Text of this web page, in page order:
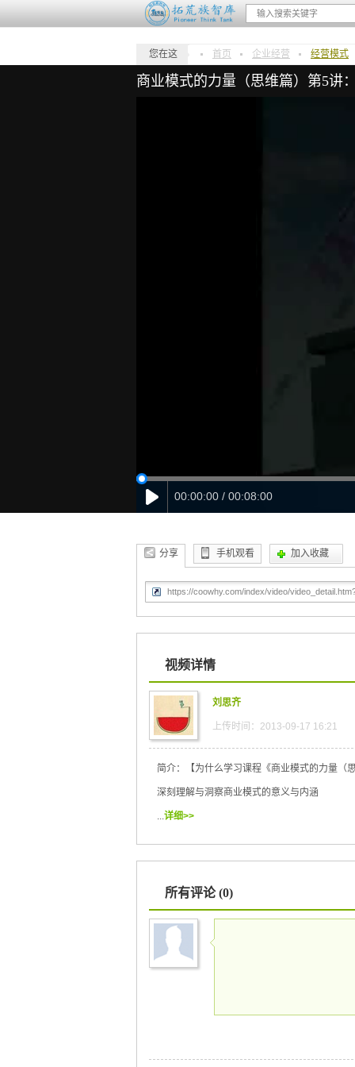
您在这 首页 企业经营 经营模式
商业模式的力量（思维篇）第5讲
00:00:00 / 00:08:00
分享 手机观看 加入收藏
视频详情
刘思齐
上传时间：2013-09-17 16:21
简介：【为什么学习课程《商业模式的力量（
深刻理解与洞察商业模式的意义与内涵
...详细>>
所有评论 (0)